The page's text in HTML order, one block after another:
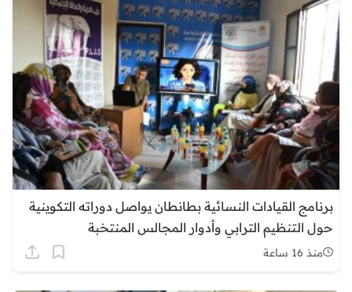
برنامج القيادات النسائية بطانطان يواصل دوراته التكوينية
حول التنظيم الترابي وأدوار المجالس المنتخبة
منذ 16 ساعة